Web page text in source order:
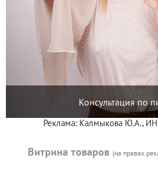
Консультация по
Реклама: Калмыкова Ю.А.,
Витрина товаров (на правах